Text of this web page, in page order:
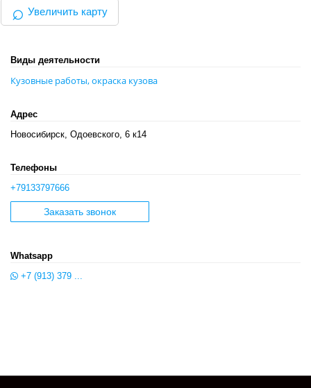
⌕ Увеличить карту
Виды деятельности
Кузовные работы, окраска кузова
Адрес
Новосибирск, Одоевского, 6 к14
Телефоны
+79133797666
Заказать звонок
Whatsapp
+7 (913) 379 ...